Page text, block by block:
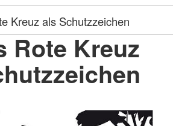
Kreuz als Schutzzeichen
Rote Kreuz